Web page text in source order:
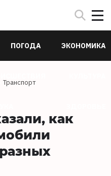
ПОГОДА ЭКОНОМИКА
Транспорт
как